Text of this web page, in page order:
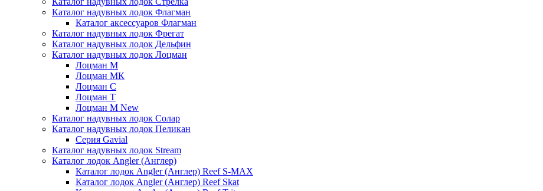
Каталог надувных лодок Флагман
Каталог аксессуаров Флагман
Каталог надувных лодок Фрегат
Каталог надувных лодок Дельфин
Каталог надувных лодок Лоцман
Лоцман М
Лоцман МК
Лоцман С
Лоцман Т
Лоцман М New
Каталог надувных лодок Солар
Каталог надувных лодок Пеликан
Серия Gavial
Каталог надувных лодок Stream
Каталог лодок Angler (Англер)
Каталог лодок Angler (Англер) Reef S-MAX
Каталог лодок Angler (Англер) Reef Skat